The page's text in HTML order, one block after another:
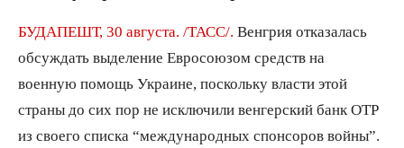
БУДАПЕШТ, 30 августа. /ТАСС/. Венгрия отказалась
обсуждать выделение Евросоюзом средств на
военную помощь Украине, поскольку власти этой
страны до сих пор не исключили венгерский банк OTP
из своего списка “международных спонсоров войны”.